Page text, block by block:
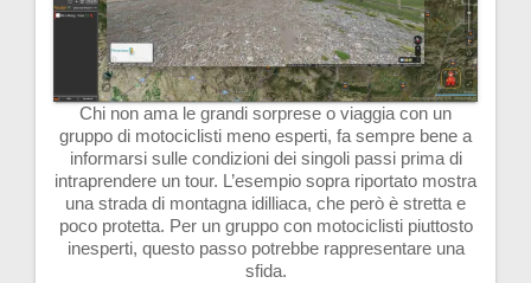
Chi non ama le grandi sorprese o viaggia con un
gruppo di motociclisti meno esperti, fa sempre bene a
informarsi sulle condizioni dei singoli passi prima di
intraprendere un tour. L’esempio sopra riportato mostra
una strada di montagna idilliaca, che però è stretta e
poco protetta. Per un gruppo con motociclisti piuttosto
inesperti, questo passo potrebbe rappresentare una
sfida.